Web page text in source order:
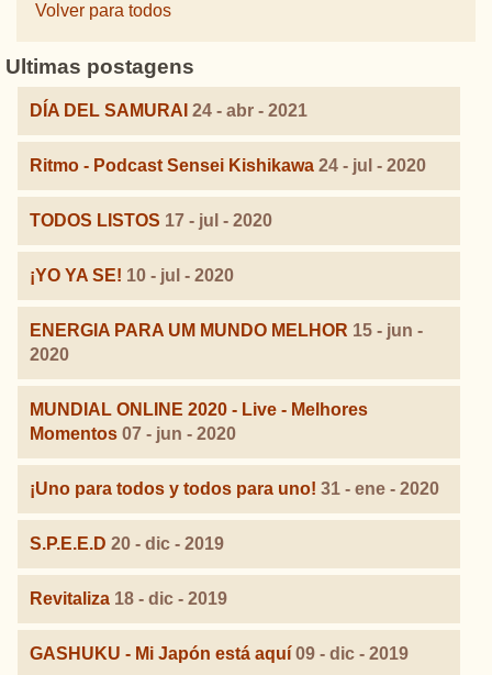
Volver para todos
Ultimas postagens
DÍA DEL SAMURAI 24 - abr - 2021
Ritmo - Podcast Sensei Kishikawa 24 - jul - 2020
TODOS LISTOS 17 - jul - 2020
¡YO YA SE! 10 - jul - 2020
ENERGIA PARA UM MUNDO MELHOR 15 - jun -
2020
MUNDIAL ONLINE 2020 - Live - Melhores
Momentos 07 - jun - 2020
¡Uno para todos y todos para uno! 31 - ene - 2020
S.P.E.E.D 20 - dic - 2019
Revitaliza 18 - dic - 2019
GASHUKU - Mi Japón está aquí 09 - dic - 2019